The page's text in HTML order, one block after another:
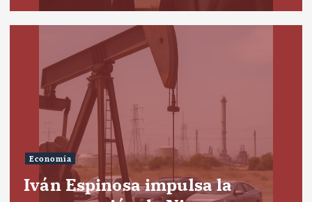
Economía
Iván Espinosa impulsa la